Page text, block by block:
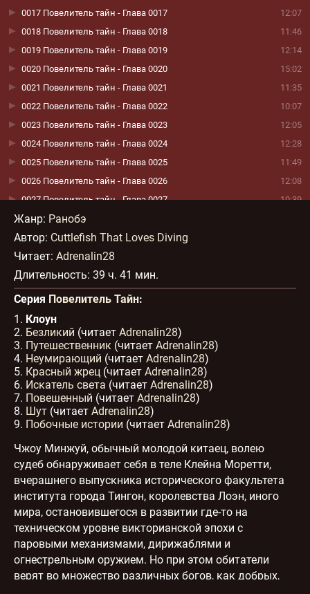
12:07
0017 Повелитель тайн - Глава 0017
11:46
0018 Повелитель тайн - Глава 0018
12:14
0019 Повелитель тайн - Глава 0019
15:02
0020 Повелитель тайн - Глава 0020
11:35
0021 Повелитель тайн - Глава 0021
10:07
0022 Повелитель тайн - Глава 0022
12:05
0023 Повелитель тайн - Глава 0023
12:28
0024 Повелитель тайн - Глава 0024
11:49
0025 Повелитель тайн - Глава 0025
12:08
0026 Повелитель тайн - Глава 0026
10:39
0027 Повелитель тайн - Глава 0027
0028 Повелитель тайн - Глава 0028
0029 Повелитель тайн - Глава 0029
0030 Повелитель тайн - Глава 0030
0031 Повелитель тайн - Глава 0031
0032 Повелитель тайн - Глава 0032
0034 Повелитель тайн - Глава 0034
0035 Повелитель тайн - Глава 0035
0036 Повелитель тайн - Глава 0036
0037 Повелитель тайн - Глава 0037
0038 Повелитель тайн - Глава 0038
0039 Повелитель тайн - Глава 0039
0040 Повелитель тайн - Глава 0040
0041 Повелитель тайн - Глава 0041
12:26
0042 Повелитель тайн - Глава 0042
0043 Повелитель тайн - Глава 0043
0044 Повелитель тайн - Глава 0044
0045 Повелитель тайн - Глава 0045
0046 Повелитель тайн - Глава 0046
0047 Повелитель тайн - Глава 0047
Жанр: Ранобэ
Автор: Cuttlefish That Loves Diving
Читает: Adrenalin28
Длительность: 39 ч. 41 мин.
Серия Повелитель Тайн:
1. Клоун
2. Безликий (читает Adrenalin28)
3. Путешественник (читает Adrenalin28)
4. Неумирающий (читает Adrenalin28)
5. Красный жрец (читает Adrenalin28)
6. Искатель света (читает Adrenalin28)
7. Повешенный (читает Adrenalin28)
8. Шут (читает Adrenalin28)
9. Побочные истории (читает Adrenalin28)
Чжоу Минжуй, обычный молодой китаец, волею
судеб обнаруживает себя в теле Клейна Моретти,
вчерашнего выпускника исторического факультета
института города Тингон, королевства Лоэн, иного
мира, остановившегося в развитии где-то на
техническом уровне викторианской эпохи с
паровыми механизмами, дирижаблями и
огнестрельным оружием. Но при этом обитатели
верят во множество различных богов, как добрых,